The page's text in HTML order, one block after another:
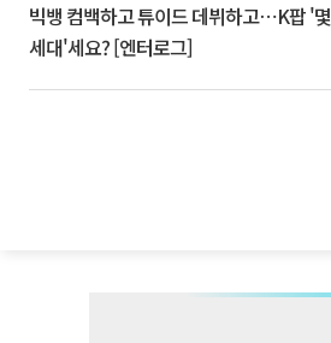
빅뱅 컴백하고 튜이드 데뷔하고⋯K팝 '몇
세대'세요? [엔터로그]